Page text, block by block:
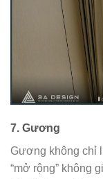
7. Gương
Gương không chỉ
“mở rộng” không